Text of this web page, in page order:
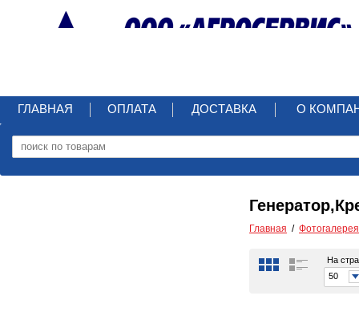
ГЛАВНАЯ ОПЛАТА ДОСТАВКА О
Главная Фотогалерея
На
50